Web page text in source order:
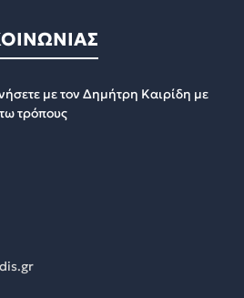
με τον Δημήτρη Καιρίδη με
τρόπους